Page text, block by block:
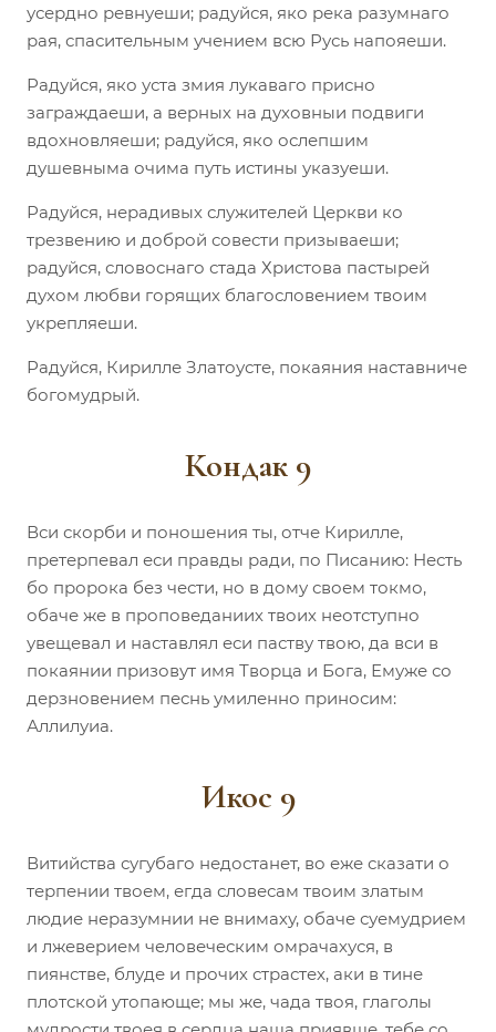
усердно ревнуеши; радуйся, яко река разумнаго
рая, спасительным учением всю Русь напояеши.
Радуйся, яко уста змия лукаваго присно
заграждаеши, а верных на духовныи подвиги
вдохновляеши; радуйся, яко ослепшим
душевныма очима путь истины указуеши.
Радуйся, нерадивых служителей Церкви ко
трезвению и доброй совести призываеши;
радуйся, словоснаго стада Христова пастырей
духом любви горящих благословением твоим
укрепляеши.
Радуйся, Кирилле Златоусте, покаяния наставниче
богомудрый.
Кондак 9
Вси скорби и поношения ты, отче Кирилле,
претерпевал еси правды ради, по Писанию: Несть
бо пророка без чести, но в дому своем токмо,
обаче же в проповеданиих твоих неотступно
увещевал и наставлял еси паству твою, да вси в
покаянии призовут имя Творца и Бога, Емуже со
дерзновением песнь умиленно приносим:
Аллилуиа.
Икос 9
Витийства сугубаго недостанет, во еже сказати о
терпении твоем, егда словесам твоим златым
людие неразумнии не внимаху, обаче суемудрием
и лжеверием человеческим омрачахуся, в
пиянстве, блуде и прочих страстех, аки в тине
плотской утопающе; мы же, чада твоя, глаголы